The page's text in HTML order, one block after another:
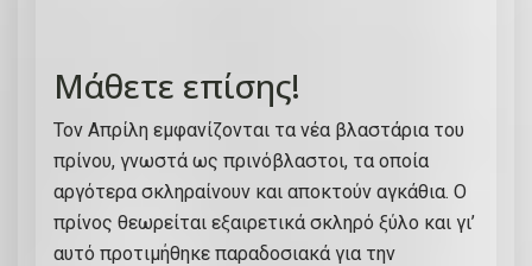
Μάθετε επίσης!
Τον Απρίλη εμφανίζονται τα νέα βλαστάρια του
πρίνου, γνωστά ως πρινόβλαστοι, τα οποία
αργότερα σκληραίνουν και αποκτούν αγκάθια. Ο
πρίνος θεωρείται εξαιρετικά σκληρό ξύλο και γι’
αυτό προτιμήθηκε παραδοσιακά για την